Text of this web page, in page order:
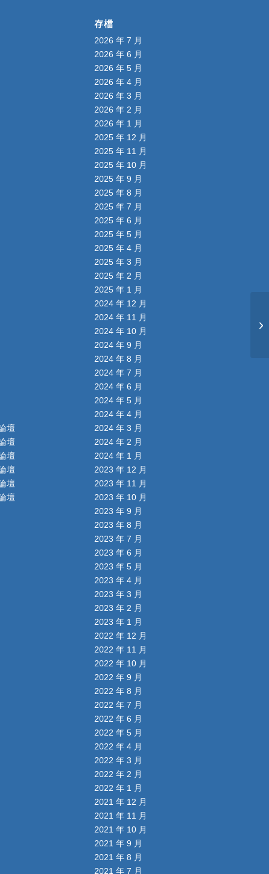
壇
壇
壇
壇
壇
壇
存檔
2026 年 7 月
2026 年 6 月
2026 年 5 月
2026 年 4 月
2026 年 3 月
2026 年 2 月
2026 年 1 月
2025 年 12 月
2025 年 11 月
2025 年 10 月
2025 年 9 月
2025 年 8 月
2025 年 7 月
2025 年 6 月
2025 年 5 月
2025 年 4 月
2025 年 3 月
2025 年 2 月
2025 年 1 月
2024 年 12 月
2024 年 11 月
2024 年 10 月
2024 年 9 月
2024 年 8 月
2024 年 7 月
2024 年 6 月
2024 年 5 月
2024 年 4 月
2024 年 3 月
2024 年 2 月
2024 年 1 月
2023 年 12 月
2023 年 11 月
2023 年 10 月
2023 年 9 月
2023 年 8 月
2023 年 7 月
2023 年 6 月
2023 年 5 月
2023 年 4 月
2023 年 3 月
2023 年 2 月
2023 年 1 月
2022 年 12 月
2022 年 11 月
2022 年 10 月
2022 年 9 月
2022 年 8 月
2022 年 7 月
2022 年 6 月
2022 年 5 月
2022 年 4 月
2022 年 3 月
2022 年 2 月
2022 年 1 月
2021 年 12 月
2021 年 11 月
2021 年 10 月
2021 年 9 月
2021 年 8 月
2021 年 7 月